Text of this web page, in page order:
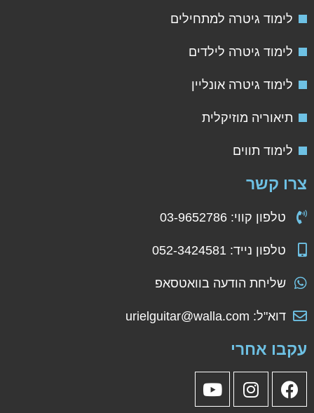
לימוד גיטרה למתחילים
לימוד גיטרה לילדים
לימוד גיטרה אונליין
תיאוריה מוזיקלית
לימוד תווים
קשר
טלפון קווי: 03-9652786
טלפון נייד: 052-3424581
שליחת הודעה בוואטסאפ
דוא"ל: urielguitar@walla.com
אחרי